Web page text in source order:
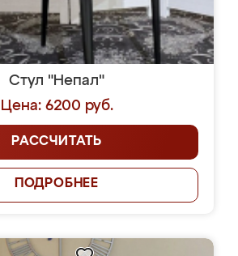
Стул "Непал"
Цена: 6200 руб.
РАССЧИТАТЬ
ПОДРОБНЕЕ